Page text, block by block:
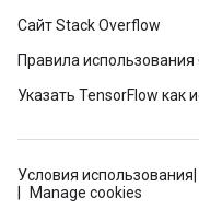
Сайт Stack Overflow
Правила использования
Указать TensorFlow как
Условия использования
Manage cookies